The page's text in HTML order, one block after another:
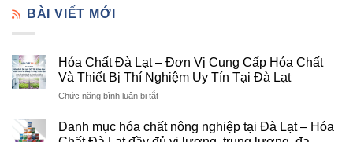
BÀI VIẾT MỚI
Hóa Chất Đà Lạt – Đơn Vị Cung Cấp Hóa Chất
Và Thiết Bị Thí Nghiệm Uy Tín Tại Đà Lạt
Chức năng bình luận bị tắtở
Chất
Đà
Danh mục hóa chất nông nghiệp tại Đà Lạt – Hóa